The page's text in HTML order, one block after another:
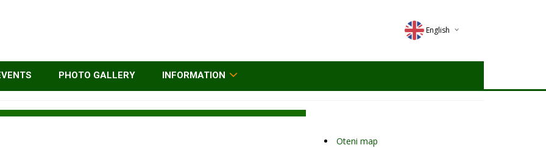
English
Deutsch
PHOTO GALLERY INFORMATION
Oteni map